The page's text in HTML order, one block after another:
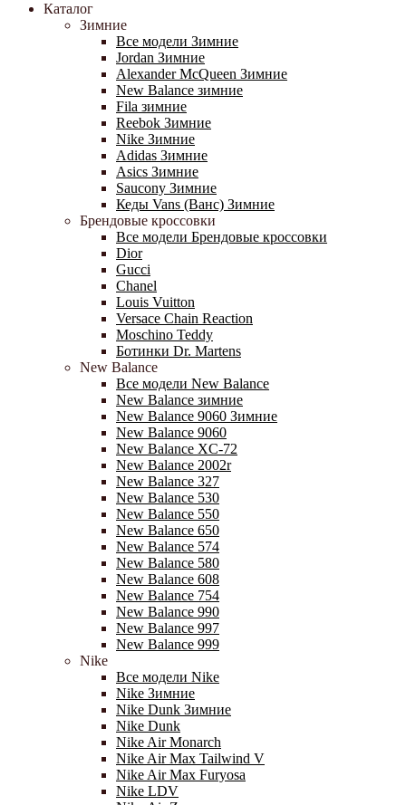
Каталог
Зимние
Все модели Зимние
Jordan Зимние
Alexander McQueen Зимние
New Balance зимние
Fila зимние
Reebok Зимние
Nike Зимние
Adidas Зимние
Asics Зимние
Saucony Зимние
Кеды Vans (Ванс) Зимние
Брендовые кроссовки
Все модели Брендовые кроссовки
Dior
Gucci
Chanel
Louis Vuitton
Versace Chain Reaction
Moschino Teddy
Ботинки Dr. Martens
New Balance
Все модели New Balance
New Balance зимние
New Balance 9060 Зимние
New Balance 9060
New Balance XC-72
New Balance 2002r
New Balance 327
New Balance 530
New Balance 550
New Balance 650
New Balance 574
New Balance 580
New Balance 608
New Balance 754
New Balance 990
New Balance 997
New Balance 999
Nike
Все модели Nike
Nike Зимние
Nike Dunk Зимние
Nike Dunk
Nike Air Monarch
Nike Air Max Tailwind V
Nike Air Max Furyosa
Nike LDV